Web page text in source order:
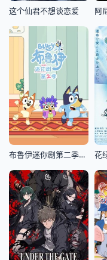
这个仙君不想谈恋爱 阿
布鲁伊迷你剧第二季国语版 花